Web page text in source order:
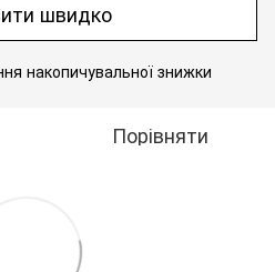
швидко
накопичувальної знижки
Порівняти